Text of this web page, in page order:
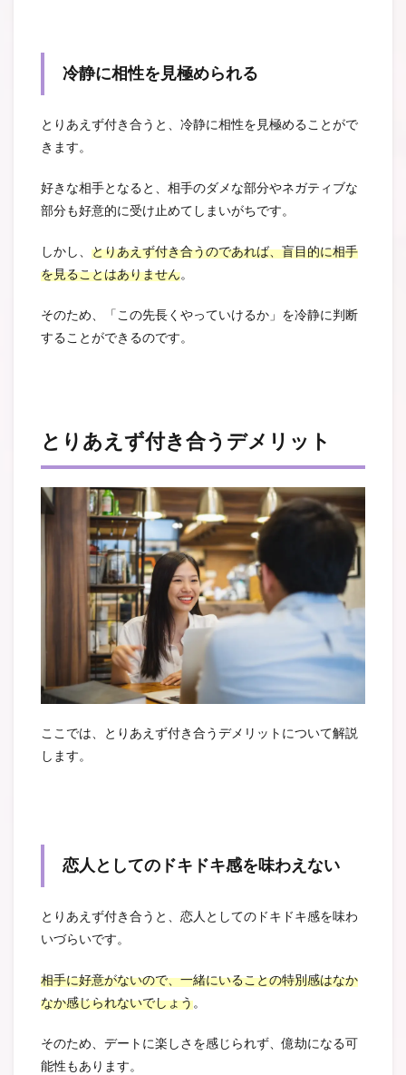
冷静に相性を見極められる
とりあえず付き合うと、冷静に相性を見極めることがで
きます。
好きな相手となると、相手のダメな部分やネガティブな
部分も好意的に受け止めてしまいがちです。
しかし、 とりあえず付き合うのであれば、盲目的に相手
を見ることはありません。
そのため、「この先長くやっていけるか」を冷静に判断
することができるのです。
とりあえず付き合うデメリット
ここでは、とりあえず付き合うデメリットについて解説
します。
恋人としてのドキドキ感を味わえない
とりあえず付き合うと、恋人としてのドキドキ感を味わ
いづらいです。
相手に好意がないので、一緒にいることの特別感はなか
なか感じられないでしょう。
そのため、デートに楽しさを感じられず、億劫になる可
能性もあります。